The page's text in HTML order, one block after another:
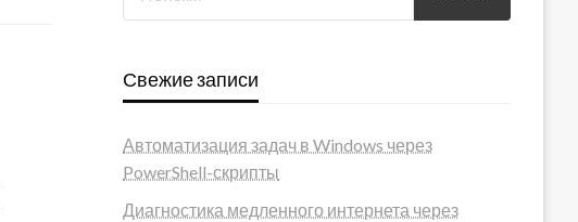
Свежие записи
Автоматизация задач в Windows через
PowerShell-скрипты
Диагностика медленного интернета через